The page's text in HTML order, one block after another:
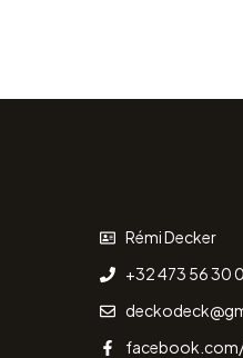
Rémi Decker
+32 473 56 30